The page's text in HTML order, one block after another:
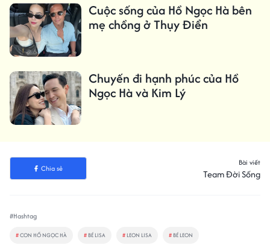
Cuộc sống của Hồ Ngọc Hà bên
mẹ chồng ở Thụy Điển
Chuyến đi hạnh phúc của Hồ
Ngọc Hà và Kim Lý
Chia sẻ
Bài viết
Team Đời Sống
#Hashtag
#CON HỒ NGỌC HÀ # BÉ LISA # LEON LISA # BÉ LEON